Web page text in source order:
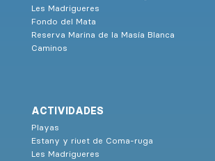
Les Madrigueres
Fondo del Mata
Reserva Marina de la Masía Blanca
Caminos
ACTIVIDADES
Playas
Estany y riuet de Coma-ruga
Les Madrigueres